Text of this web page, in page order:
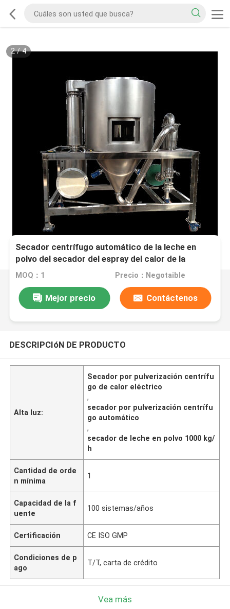
2/4
Secador centrífugo automático de la leche en
polvo del secador del espray del calor de la
electricidad 1000kg/H
MOQ：1 Precio：Negotaible
Mejor precio Contáctenos
DESCRIPCIóN DE PRODUCTO
Alta luz:
Secador por pulverización centrífu
go de calor eléctrico
,
secador por pulverización centrífu
go automático
,
secador de leche en polvo 1000 kg/
h
Cantidad de orde
n mínima
1
Capacidad de la f
uente
100 sistemas/años
Certificación CE ISO GMP
Condiciones de p
ago
T/T, carta de crédito
Vea más